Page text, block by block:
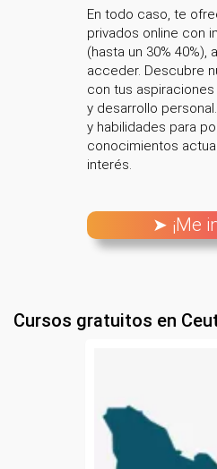
En todo caso, te
privados online con
(hasta un 30% 40%),
acceder. Descubre
con tus
y desarrollo
y habilidades para
conocimientos
interés.
➤ ¡Me
Cursos gratuitos en